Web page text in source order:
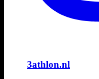
3athlon.nl